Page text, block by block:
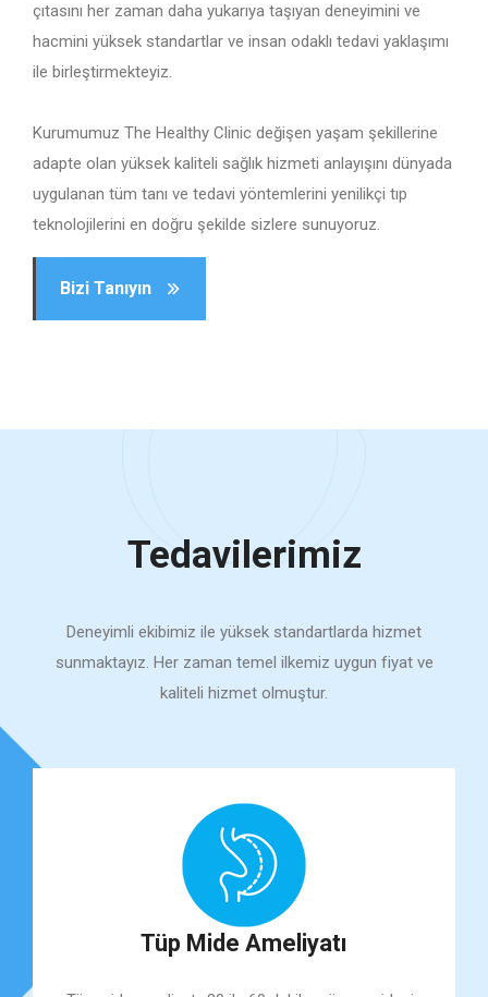
çıtasını her zaman daha yukarıya taşıyan deneyimini ve
hacmini yüksek standartlar ve insan odaklı tedavi yaklaşımı
ile birleştirmekteyiz.
Kurumumuz The Healthy Clinic değişen yaşam şekillerine
adapte olan yüksek kaliteli sağlık hizmeti anlayışını dünyada
uygulanan tüm tanı ve tedavi yöntemlerini yenilikçi tıp
teknolojilerini en doğru şekilde sizlere sunuyoruz.
Bizi Tanıyın
Tedavilerimiz
Deneyimli ekibimiz ile yüksek standartlarda hizmet
sunmaktayız. Her zaman temel ilkemiz uygun fiyat ve
kaliteli hizmet olmuştur.
Tüp Mide Ameliyatı